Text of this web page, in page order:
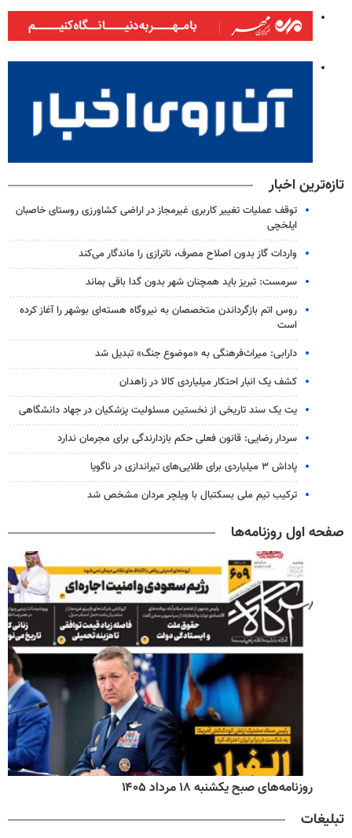
تازه‌ترین اخبار
توقف عملیات تغییر کاربری غیرمجاز در اراضی کشاورزی روستای خاصبان
ایلخچی
واردات گاز بدون اصلاح مصرف، ناترازی را ماندگار می‌کند
سرمست: تبریز باید همچنان شهر بدون گدا باقی بماند
روس اتم بازگرداندن متخصصان به نیروگاه هسته‌ای بوشهر را آغاز کرده
است
دارابی: میراث‌فرهنگی به «موضوع جنگ» تبدیل شد
کشف یک انبار احتکار میلیاردی کالا در زاهدان
یت یک سند تاریخی از نخستین مسئولیت پزشکیان در جهاد دانشگاهی
سردار رضایی: قانون فعلی حکم بازدارندگی برای مجرمان ندارد
پاداش ۳ میلیاردی برای طلایی‌های تیراندازی در ناگویا
ترکیب تیم ملی بسکتبال با ویلچر مردان مشخص شد
صفحه اول روزنامه‌ها
روزنامه‌های صبح یکشنبه ۱۸ مرداد ۱۴۰۵
تبلیغات